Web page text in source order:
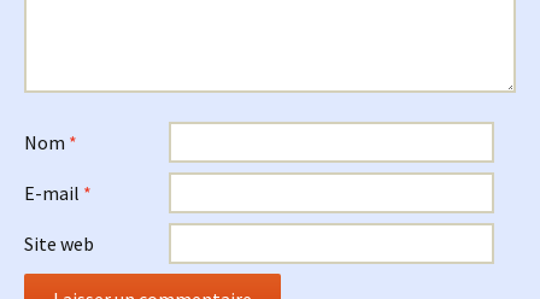
Nom *
E-mail *
Site web